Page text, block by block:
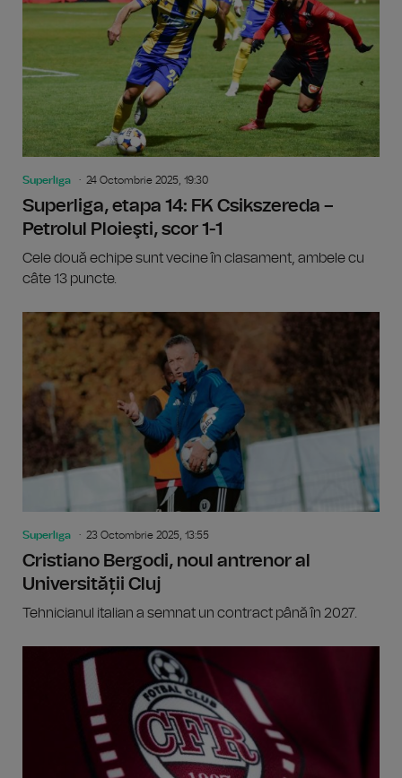
Superliga 24 Octombrie 2025, 19:30
Superliga, etapa 14: FK Csikszereda –
Petrolul Ploieşti, scor 1-1
Cele două echipe sunt vecine în clasament, ambele cu
câte 13 puncte.
Superliga 23 Octombrie 2025, 13:55
Cristiano Bergodi, noul antrenor al
Universității Cluj
Tehnicianul italian a semnat un contract până în 2027.